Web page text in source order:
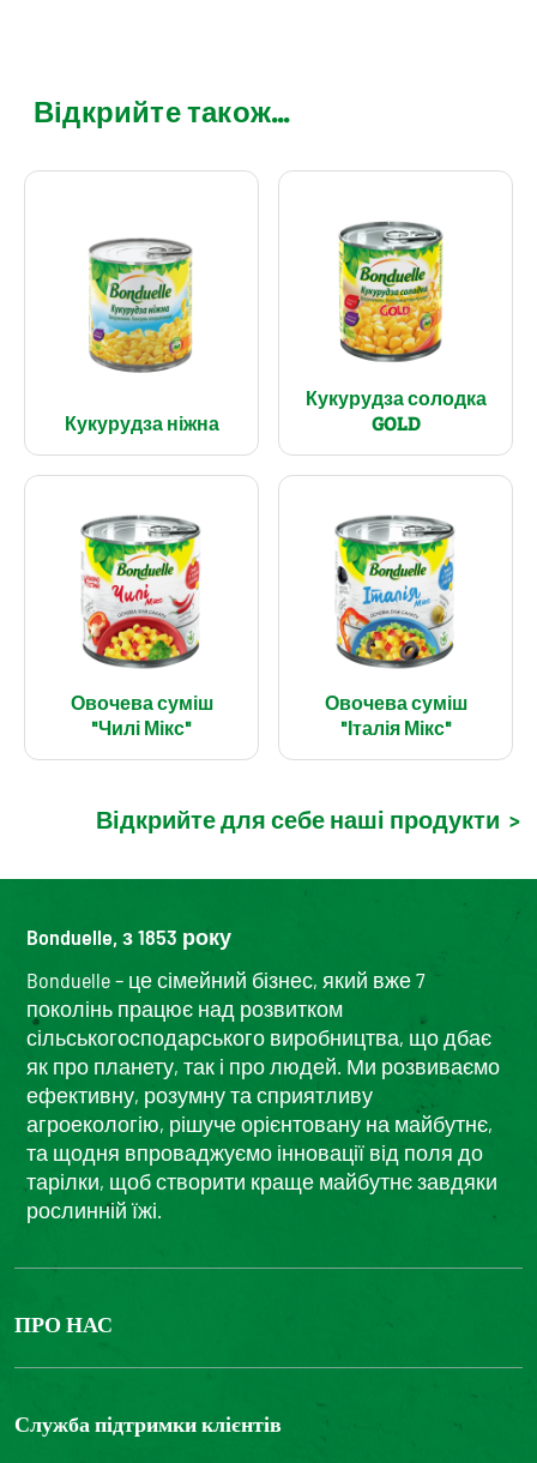
Відкрийте також...
Кукурудза ніжна
Кукурудза солодка
GOLD
Овочева суміш
"Чилі Мікс"
Овочева суміш
"Італія Мікс"
Відкрийте для себе наші продукти >
Bonduelle, з 1853 року
Bonduelle – це сімейний бізнес, який вже 7
поколінь працює над розвитком
сільськогосподарського виробництва, що дбає
як про планету, так і про людей. Ми розвиваємо
ефективну, розумну та сприятливу
агроекологію, рішуче орієнтовану на майбутнє,
та щодня впроваджуємо інновації від поля до
тарілки, щоб створити краще майбутнє завдяки
рослинній їжі.
ПРО НАС
The Bonduelle group
Служба підтримки клієнтів